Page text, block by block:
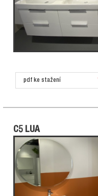
pdf ke stažení
C5 LUA